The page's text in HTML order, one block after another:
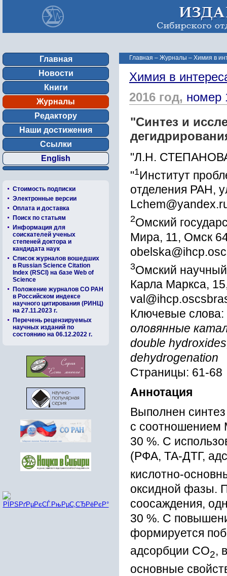
Главная
Новости
Книги
Журналы
Редактору
Наши достижения
Ссылки
English
Стоимость подписки
Электронные версии
Оплата и доставка
Поиск по статьям
Информация для
соискателей ученых
степеней доктора и
кандидата наук
Список журналов вошедших
в Russian Science Citation
Index (RSCI) на базе Web of
Science
Положение журналов СО РАН
в Российском индексе
научного цитирования (РИНЦ)
на 27.11.2023 г.
Перечень рецензируемых
научных изданий по
состоянию на 06.12.2022 г.
Главная – Журналы – Химия в
Химия в
2016 год, номер
"Синтез и
"Л.Н.
"1Институт
отделения РАН,
2Омский
Мира, 11, Омск
3Омский
Карла Маркса,
Ключевые слова:
оловянные
double
dehydrogenation
Страницы: 61-68
Аннотация
Выполнен
с соотношением
30 %. С
(РФА, ТА-ДТГ,
кислотно-
оксидной фазы.
соосаждения,
30 %. С
формируется
адсорбции СО2,
оснoвные